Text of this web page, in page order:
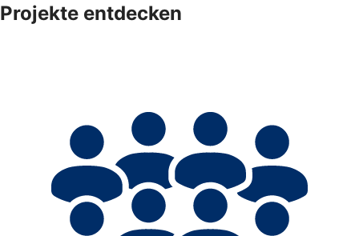
Projekte entdecken